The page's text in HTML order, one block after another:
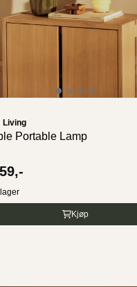
Living
Portable Lamp
Kjøp